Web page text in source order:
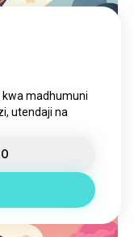
Kuelewa
madhumuni
utendaji na